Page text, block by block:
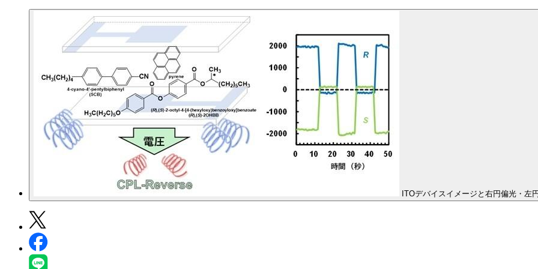
ITOデバイスイメージと右円偏光・左